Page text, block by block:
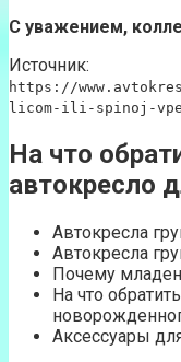
С уважением,
Источник:
https://
licom-ili-spinoj-
На что
автокресло
Автокресла
Автокресла
Почему
На что
Аксессуары